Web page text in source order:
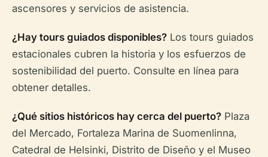
ascensores y servicios de asistencia.
¿Hay tours guiados disponibles? Los tours guiados
estacionales cubren la historia y los esfuerzos de
sostenibilidad del puerto. Consulte en línea para
obtener detalles.
¿Qué sitios históricos hay cerca del puerto? Plaza
del Mercado, Fortaleza Marina de Suomenlinna,
Catedral de Helsinki, Distrito de Diseño y el Museo